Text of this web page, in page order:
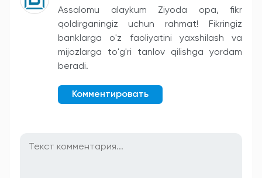
Assalomu alaykum Ziyoda opa, fikr
qoldirganingiz uchun rahmat! Fikringiz
banklarga o'z faoliyatini yaxshilash va
mijozlarga to'g'ri tanlov qilishga yordam
beradi.
Комментировать